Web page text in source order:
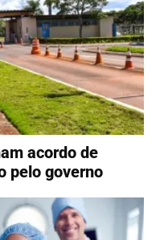
acordo de
pelo governo